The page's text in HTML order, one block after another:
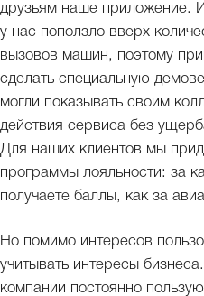
друзьям наше приложение.
у нас поползло вверх
вызовов машин, поэтому
сделать специальную
могли показывать своим
действия сервиса без
Для наших клиентов мы
программы лояльности: за
получаете баллы, как за
Но помимо интересов
учитывать интересы
компании постоянно